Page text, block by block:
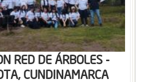
RED DE ÁRBOLES -
CUNDINAMARCA